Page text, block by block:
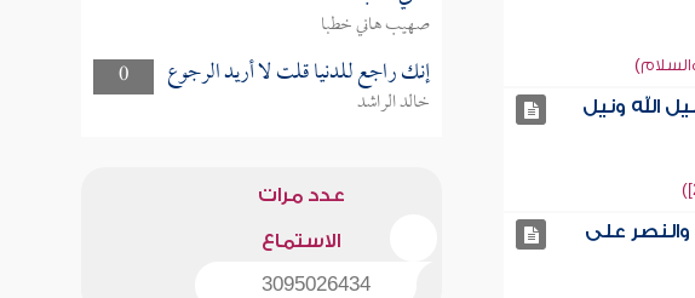
الله ونيل
والنصر على
صهيب هاني خطبا
0
إنك راجع للدنيا قلت لا أريد الرجوع
خالد الراشد
عدد مرات
الاستماع
3095026434